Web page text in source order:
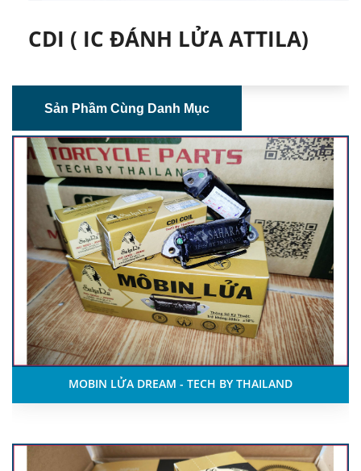
CDI ( IC ĐÁNH LỬA ATTILA)
Sản Phầm Cùng Danh Mục
MOBIN LỬA DREAM - TECH BY THAILAND